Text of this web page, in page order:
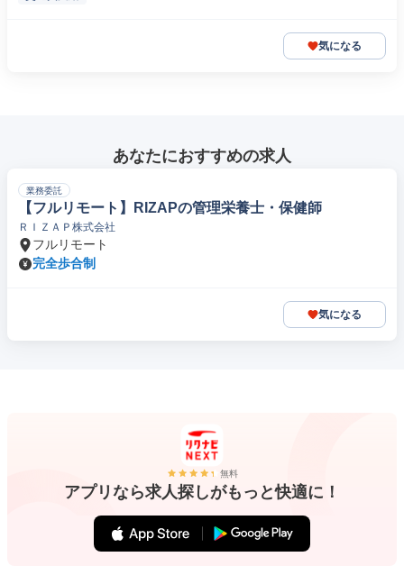
気になる
あなたにおすすめの求人
業務委託
【フルリモート】RIZAPの管理栄養士・保健師
ＲＩＺＡＰ株式会社
フルリモート
完全歩合制
気になる
無料
アプリなら求人探しがもっと快適に！